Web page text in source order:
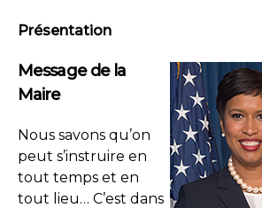
Présentation
Message de la
Maire
Nous savons qu’on
peut s’instruire en
tout temps et en
tout lieu… C’est dans